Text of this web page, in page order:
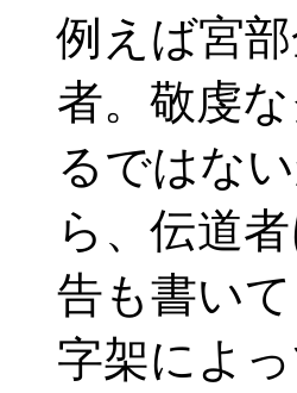
例えば宮
者。敬虔
るではな
ら、伝道
告も書い
字架によ